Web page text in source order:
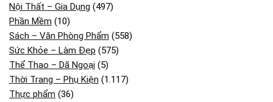
Nội Thất – Gia Dụng (497)
Phần Mềm (10)
Sách – Văn Phòng Phẩm (558)
Sức Khỏe – Làm Đẹp (575)
Thể Thao – Dã Ngoại (5)
Thời Trang – Phụ Kiện (1.117)
Thực phẩm (36)